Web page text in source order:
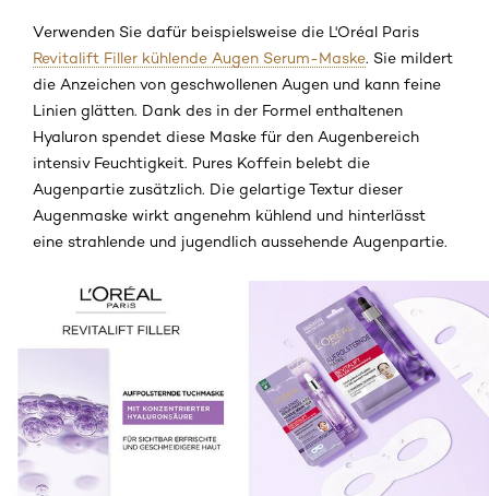
Verwenden Sie dafür beispielsweise die L'Oréal Paris
Revitalift Filler kühlende Augen Serum-Maske. Sie mildert
die Anzeichen von geschwollenen Augen und kann feine
Linien glätten. Dank des in der Formel enthaltenen
Hyaluron spendet diese Maske für den Augenbereich
intensiv Feuchtigkeit. Pures Koffein belebt die
Augenpartie zusätzlich. Die gelartige Textur dieser
Augenmaske wirkt angenehm kühlend und hinterlässt
eine strahlende und jugendlich aussehende Augenpartie.